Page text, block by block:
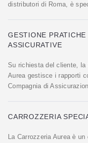
distributori di Roma, è
GESTIONE PRATICHE
ASSICURATIVE
Su richiesta del cliente, la
Aurea gestisce i rapporti
Compagnia di
CARROZZERIA
La Carrozzeria Aurea è un